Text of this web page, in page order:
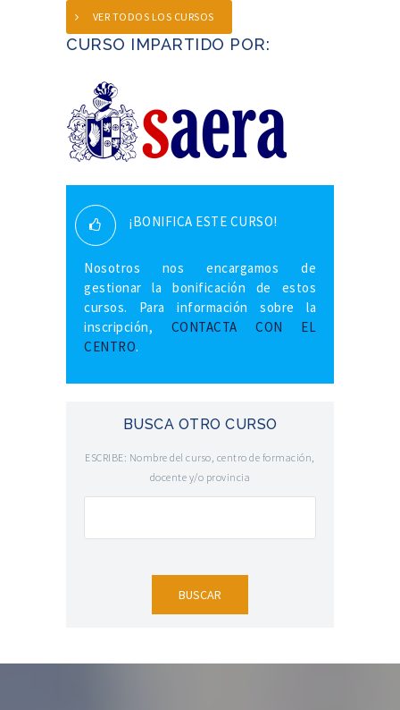
VER TODOS LOS CURSOS
CURSO IMPARTIDO POR:
¡BONIFICA ESTE CURSO!
Nosotros nos encargamos de
gestionar la bonificación de estos
cursos. Para información sobre la
inscripción, CONTACTA CON EL
CENTRO.
BUSCA OTRO CURSO
ESCRIBE: Nombre del curso, centro de formación,
docente y/o provincia